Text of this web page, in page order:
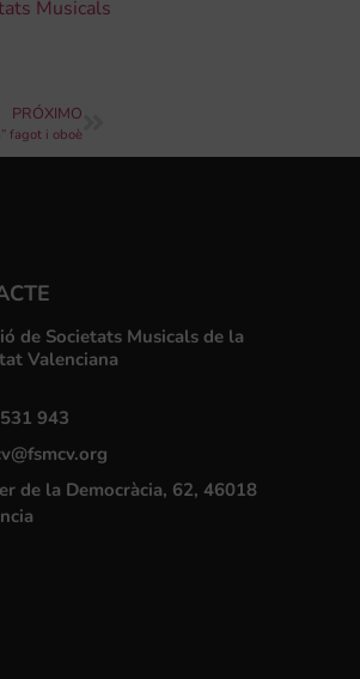
Musicals
PRÓXIMO
fagot i oboè
de Societats Musicals de la
Valenciana
943
de la Democràcia, 62, 46018